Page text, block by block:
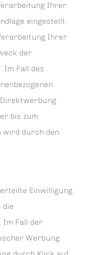
Ihrer
eingestellt.
Ihrer
der
Im Fall des
bis zum
wird durch den
Einwilligung
die
Im Fall der
Werbung